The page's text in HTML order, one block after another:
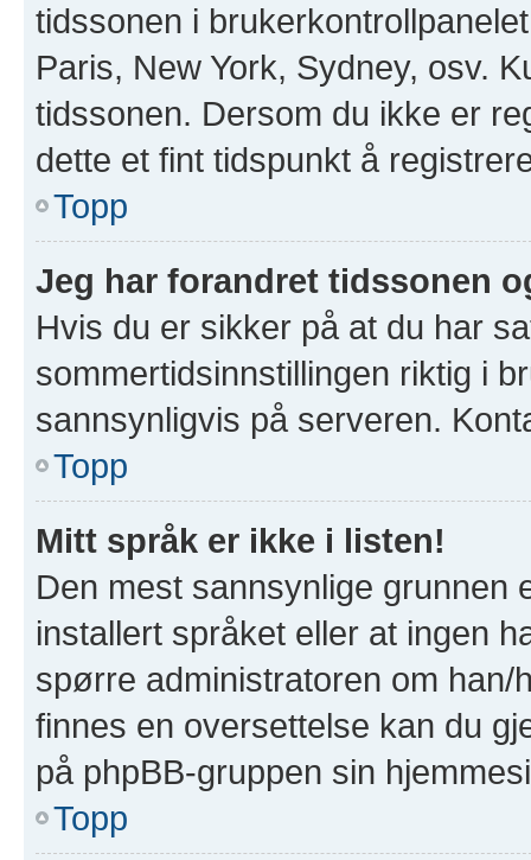
tidssonen i
Paris, New York, Sydney, osv.
tidssonen. Dersom du ikke er
dette et fint tidspunkt å
Topp
Jeg har forandret tidssonen
Hvis du er sikker på at du har
sommertidsinnstillingen riktig i
sannsynligvis på serveren.
Topp
Mitt språk er ikke i listen!
Den mest sannsynlige grunnen
installert språket eller at ingen
spørre administratoren om
finnes en oversettelse kan du
på phpBB-gruppen sin
Topp